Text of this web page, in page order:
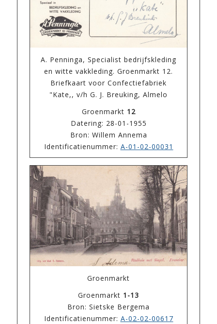
A. Penninga, Specialist bedrijfskleding
en witte vakkleding. Groenmarkt 12.
Briefkaart voor Confectiefabriek
"Kate,, v/h G. J. Breuking, Almelo
Groenmarkt 12
Datering: 28-01-1955
Bron: Willem Annema
Identificatienummer: A-01-02-00031
Groenmarkt
Groenmarkt 1-13
Bron: Sietske Bergema
Identificatienummer: A-02-02-00617